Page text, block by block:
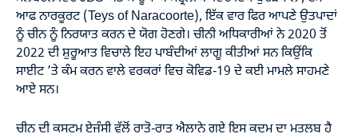
ਆਫ ਨਾਰਕੂਰਟ (Teys of Naracoorte), ਇੱਕ ਵਾਰ ਫਿਰ ਆਪਣੇ ਉਤਪਾਦਾਂ
ਨੂੰ ਚੀਨ ਨੂੰ ਨਿਰਯਾਤ ਕਰਨ ਦੇ ਯੋਗ ਹੋਣਗੇ। ਚੀਨੀ ਅਧਿਕਾਰੀਆਂ ਨੇ 2020 ਤੋਂ
2022 ਦੀ ਸ਼ੁਰੂਆਤ ਵਿਚਾਲੇ ਇਹ ਪਾਬੰਦੀਆਂ ਲਾਗੂ ਕੀਤੀਆਂ ਸਨ ਕਿਉਂਕਿ
ਸਾਈਟ ’ਤੇ ਕੰਮ ਕਰਨ ਵਾਲੇ ਵਰਕਰਾਂ ਵਿਚ ਕੋਵਿਡ-19 ਦੇ ਕਈ ਮਾਮਲੇ ਸਾਹਮਣੇ
ਆਏ ਸਨ।
ਚੀਨ ਦੀ ਕਸਟਮ ਏਜੰਸੀ ਵੱਲੋਂ ਰਾਤੋ-ਰਾਤ ਐਲਾਨੇ ਗਏ ਇਸ ਕਦਮ ਦਾ ਮਤਲਬ ਹੈ